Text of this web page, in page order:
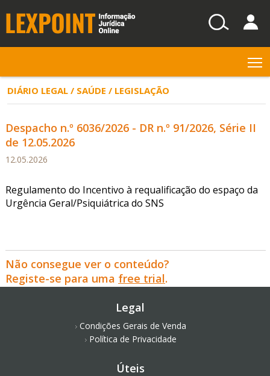
DIÁRIO LEGAL / SAÚDE / LEGISLAÇÃO
Despacho n.º 6036/2026 - DR n.º 91/2026, Série II
de 12.05.2026
12.05.2026
Regulamento do Incentivo à requalificação do espaço da
Urgência Geral/Psiquiátrica do SNS
Não consegue ver o conteúdo?
Registe-se para uma free trial.
Legal
Condições Gerais de Venda
Política de Privacidade
Úteis